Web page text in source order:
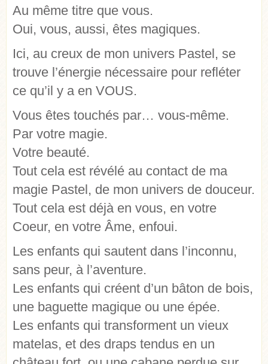
Au même titre que vous.
Oui, vous, aussi, êtes magiques.
Ici, au creux de mon univers Pastel, se
trouve l’énergie nécessaire pour refléter
ce qu’il y a en VOUS.
Vous êtes touchés par… vous-même.
Par votre magie.
Votre beauté.
Tout cela est révélé au contact de ma
magie Pastel, de mon univers de douceur.
Tout cela est déjà en vous, en votre
Coeur, en votre Âme, enfoui.
Les enfants qui sautent dans l’inconnu,
sans peur, à l’aventure.
Les enfants qui créent d’un bâton de bois,
une baguette magique ou une épée.
Les enfants qui transforment un vieux
matelas, et des draps tendus en un